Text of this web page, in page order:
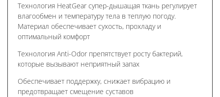
Технология HeatGear супер-дышащая ткань регулирует
влагообмен и температуру тела в теплую погоду.
Материал обеспечивает сухость, прохладу и
оптимальный комфорт
Технология Anti-Odor препятствует росту бактерий,
которые вызывают неприятный запах
Обеспечивает поддержку, снижает вибрацию и
предотвращает смещение суставов